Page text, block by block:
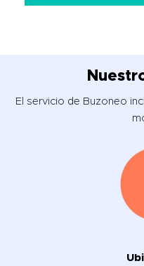
El servicio de Buzoneo